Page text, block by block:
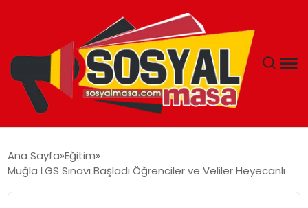
EKONOMI
Ana Sayfa Eğitim
Muğla LGS Sınavı Başladı Öğrenciler ve Veliler Heyecanlı